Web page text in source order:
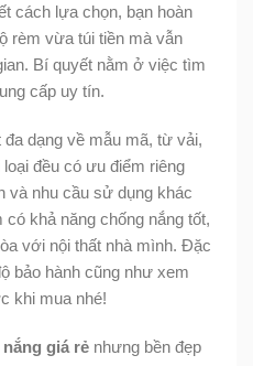
cách lựa chọn, bạn hoàn
rèm vừa túi tiền mà vẫn
Bí quyết nằm ở việc tìm
cấp uy tín.
đa dạng về mẫu mã, từ vải,
đều có ưu điểm riêng
và nhu cầu sử dụng khác
có khả năng chống nắng tốt,
với nội thất nhà mình. Đặc
bảo hành cũng như xem
khi mua nhé!
nắng giá rẻ nhưng bền đẹp